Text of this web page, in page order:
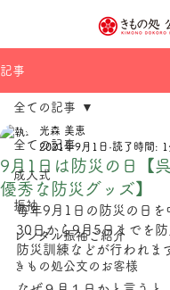
記事
全ての記事
成人式
振袖
レンタル振袖ご紹介
きもの処公文のお客様
全ての記事
9月1日は防災の日【
優秀な防災グッズ】
光森 美恵
2021年9月1日 読了時間: 1
毎年9月1日の防災の日を
30日から9月5日までを防
防災訓練などが行われま